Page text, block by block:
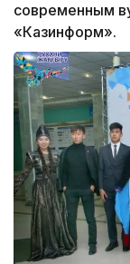
современным
«Казинформ».